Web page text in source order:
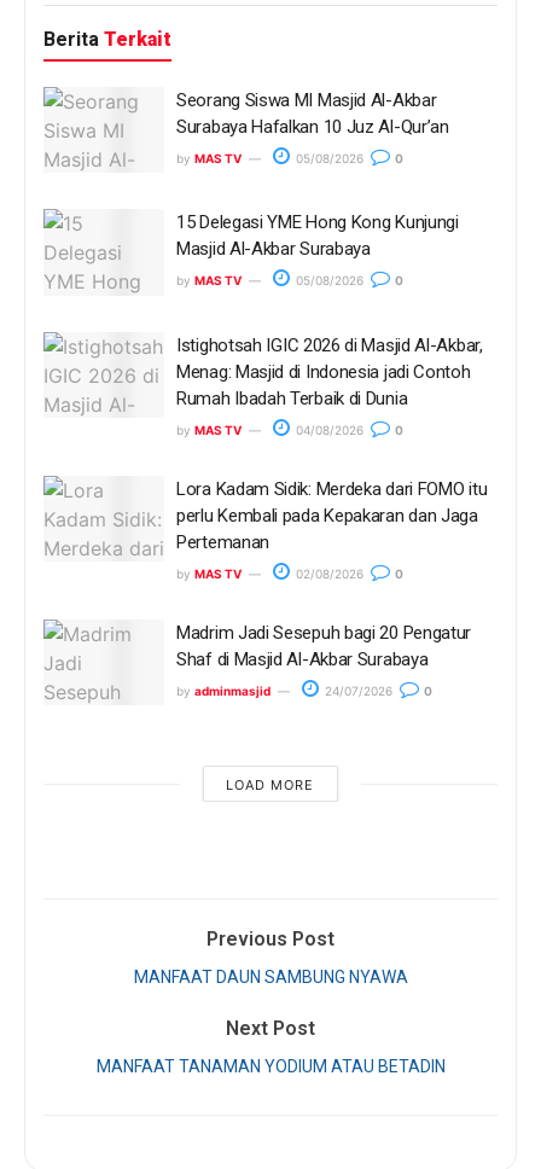
Berita Terkait
Seorang Siswa MI Masjid Al-Akbar
Surabaya Hafalkan 10 Juz Al-Qur’an
by MAS TV 05/08/2026 0
15 Delegasi YME Hong Kong Kunjungi
Masjid Al-Akbar Surabaya
by MAS TV 05/08/2026 0
Istighotsah IGIC 2026 di Masjid Al-Akbar,
Menag: Masjid di Indonesia jadi Contoh
Rumah Ibadah Terbaik di Dunia
by MAS TV 04/08/2026 0
Lora Kadam Sidik: Merdeka dari FOMO itu
perlu Kembali pada Kepakaran dan Jaga
Pertemanan
by MAS TV 02/08/2026 0
Madrim Jadi Sesepuh bagi 20 Pengatur
Shaf di Masjid Al-Akbar Surabaya
by adminmasjid 24/07/2026 0
LOAD MORE
Previous Post
MANFAAT DAUN SAMBUNG NYAWA
Next Post
MANFAAT TANAMAN YODIUM ATAU BETADIN